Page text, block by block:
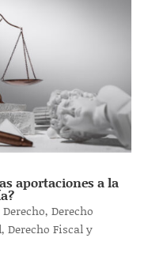
aportaciones a la
Derecho, Derecho
, Derecho Fiscal y